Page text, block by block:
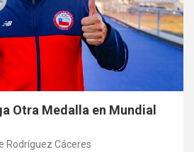
Otra Medalla en Mundial
Rodríguez Cáceres